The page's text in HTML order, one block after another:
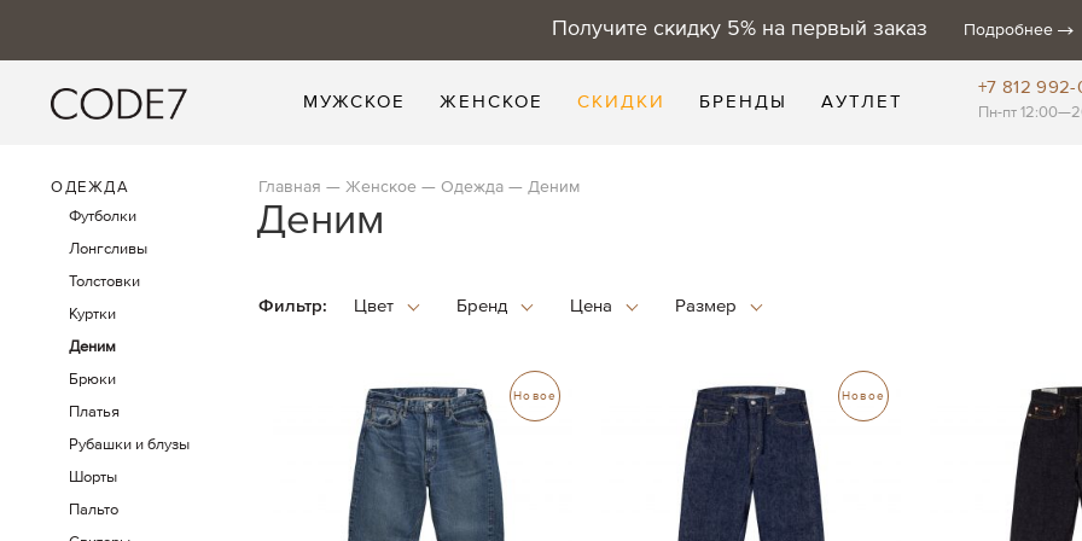
Получите скидку 5% на первый заказ Подробнее
МУЖСКОЕ ЖЕНСКОЕ СКИДКИ БРЕНДЫ АУТЛЕТ
+7 812 992-
Пн-пт
Главная Женское Одежда Деним
Деним
ОДЕЖДА
Футболки
Лонгсливы
Толстовки
Куртки
Деним
Брюки
Платья
Рубашки и блузы
Шорты
Пальто
Фильтр:
Новое Новое